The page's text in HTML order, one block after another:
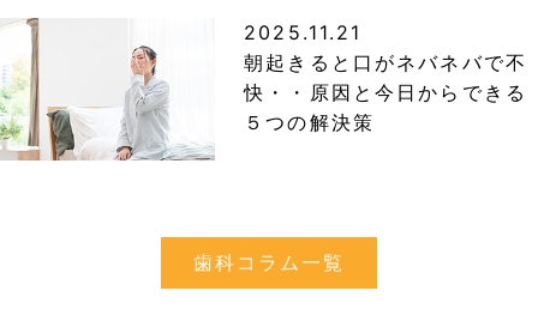
2025.11.21
朝起きると口がネバネバで不
快・・原因と今日からできる
５つの解決策
歯科コラム一覧